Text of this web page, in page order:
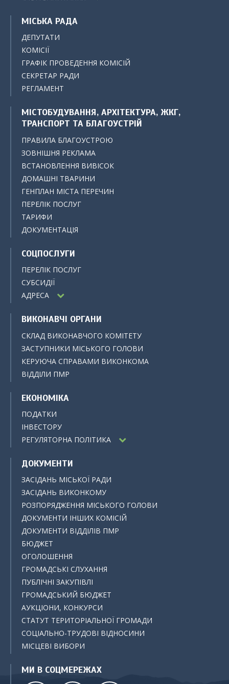
МІСЬКА РАДА
ДЕПУТАТИ
КОМІСІЇ
ГРАФІК ПРОВЕДЕННЯ КОМІСІЙ
СЕКРЕТАР РАДИ
РЕГЛАМЕНТ
МІСТОБУДУВАННЯ, АРХІТЕКТУРА, ЖКГ,
ТРАНСПОРТ ТА БЛАГОУСТРІЙ
ПРАВИЛА БЛАГОУСТРОЮ
ЗОВНІШНЯ РЕКЛАМА
ВСТАНОВЛЕННЯ ВИВІСОК
ДОМАШНІ ТВАРИНИ
ГЕНПЛАН МІСТА ПЕРЕЧИН
ПЕРЕЛІК ПОСЛУГ
ТАРИФИ
ДОКУМЕНТАЦІЯ
СОЦПОСЛУГИ
ПЕРЕЛІК ПОСЛУГ
СУБСИДІЇ
АДРЕСА
ВИКОНАВЧІ ОРГАНИ
СКЛАД ВИКОНАВЧОГО КОМІТЕТУ
ЗАСТУПНИКИ МІСЬКОГО ГОЛОВИ
КЕРУЮЧА СПРАВАМИ ВИКОНКОМА
ВІДДІЛИ ПМР
ЕКОНОМІКА
ПОДАТКИ
ІНВЕСТОРУ
РЕГУЛЯТОРНА ПОЛІТИКА
ДОКУМЕНТИ
ЗАСІДАНЬ МІСЬКОЇ РАДИ
ЗАСІДАНЬ ВИКОНКОМУ
РОЗПОРЯДЖЕННЯ МІСЬКОГО ГОЛОВИ
ДОКУМЕНТИ ІНШИХ КОМІСІЙ
ДОКУМЕНТИ ВІДДІЛІВ ПМР
БЮДЖЕТ
ОГОЛОШЕННЯ
ГРОМАДСЬКІ СЛУХАННЯ
ПУБЛІЧНІ ЗАКУПІВЛІ
ГРОМАДСЬКИЙ БЮДЖЕТ
АУКЦІОНИ, КОНКУРСИ
СТАТУТ ТЕРИТОРІАЛЬНОЇ ГРОМАДИ
СОЦІАЛЬНО-ТРУДОВІ ВІДНОСИНИ
МІСЦЕВІ ВИБОРИ
МИ В СОЦМЕРЕЖАХ